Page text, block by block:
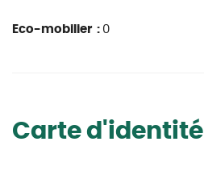
Eco-mobilier : 0
Carte d'identité